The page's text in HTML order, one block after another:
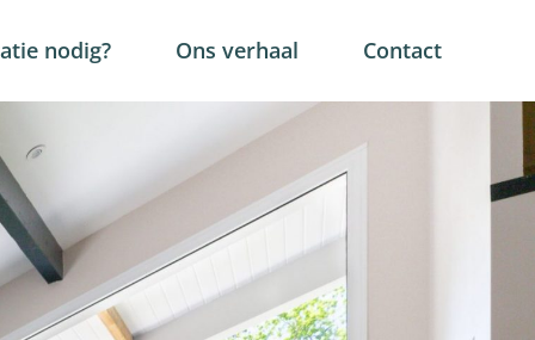
nodig? Ons verhaal Contact